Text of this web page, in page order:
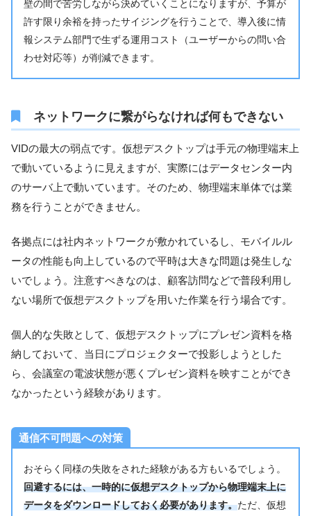
壁の間で苦労しながら決めていくことになりますが、予算が
許す限り余裕を持ったサイジングを行うことで、導入後に情
報システム部門で生ずる運用コスト（ユーザーからの問い合
わせ対応等）が削減できます。
ネットワークに繋がらなければ何もできない
VIDの最大の弱点です。仮想デスクトップは手元の物理端末上
で動いているように見えますが、実際にはデータセンター内
のサーバ上で動いています。そのため、物理端末単体では業
務を行うことができません。
各拠点には社内ネットワークが敷かれているし、モバイルル
ータの性能も向上しているので平時は大きな問題は発生しな
いでしょう。注意すべきなのは、顧客訪問などで普段利用し
ない場所で仮想デスクトップを用いた作業を行う場合です。
個人的な失敗として、仮想デスクトップにプレゼン資料を格
納しておいて、当日にプロジェクターで投影しようとした
ら、会議室の電波状態が悪くプレゼン資料を映すことができ
なかったという経験があります。
通信不可問題への対策
おそらく同様の失敗をされた経験がある方もいるでしょう。
回避するには、一時的に仮想デスクトップから物理端末上に
データをダウンロードしておく必要があります。ただ、仮想